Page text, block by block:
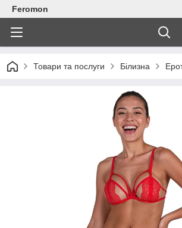
Feromon
Товари та послуги Білизна